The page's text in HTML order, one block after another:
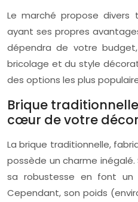
Le marché propose divers
ayant ses propres
dépendra de votre
bricolage et du style
des options les plus
Brique
cœur de votre décor
La brique traditionnelle,
possède un charme
sa robustesse en font un
Cependant, son poids